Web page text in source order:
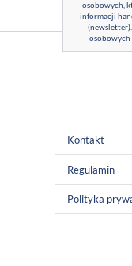
osobowych,
informacji
osobowych
Kontakt
Regulamin
Polityka